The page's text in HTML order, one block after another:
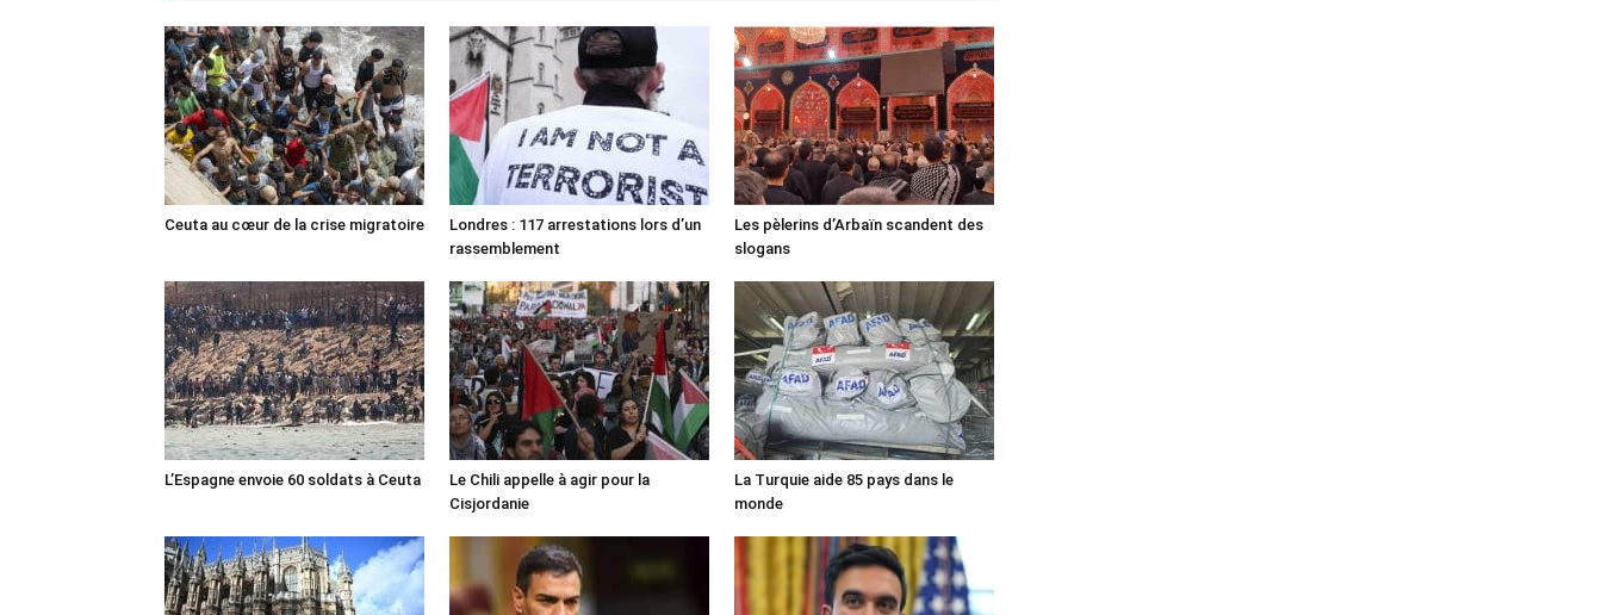
Ceuta au cœur de la crise migratoire
Londres : 117 arrestations lors d’un
rassemblement
Les pèlerins d’Arbaïn scandent des
slogans
L’Espagne envoie 60 soldats à Ceuta
Le Chili appelle à agir pour la
Cisjordanie
La Turquie aide 85 pays dans le
monde